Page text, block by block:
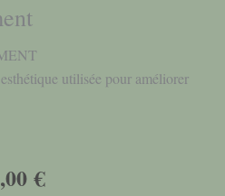
utilisée pour améliorer
€